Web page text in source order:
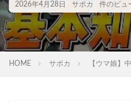
2026年4月28日 サポカ 件のビュ
HOME サポカ 【ウマ娘】